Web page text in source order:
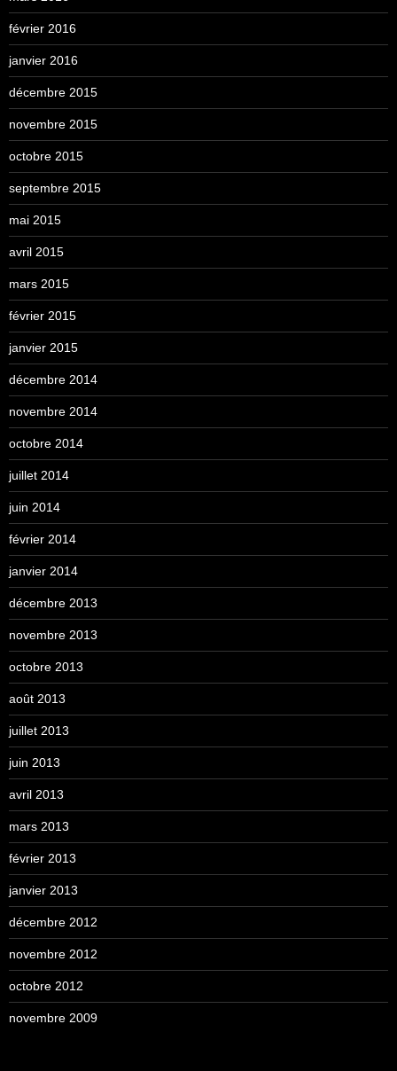
février 2016
janvier 2016
décembre 2015
novembre 2015
octobre 2015
septembre 2015
mai 2015
avril 2015
mars 2015
février 2015
janvier 2015
décembre 2014
novembre 2014
octobre 2014
juillet 2014
juin 2014
février 2014
janvier 2014
décembre 2013
novembre 2013
octobre 2013
août 2013
juillet 2013
juin 2013
avril 2013
mars 2013
février 2013
janvier 2013
décembre 2012
novembre 2012
octobre 2012
novembre 2009